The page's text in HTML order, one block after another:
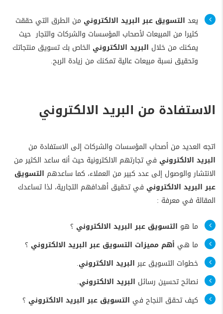
يعد التسويق عبر البريد الالكتروني من الطرق التي حققت
كثيرا من المبيعات لأصحاب المؤسسات والشركات والتجار حيث
يمكنك من خلال البريد الالكتروني الخاص بك تسويق منتجاتك
وتحقيق نسبة مبيعات عالية تمكنك من زيادة الربح.
الاستفادة من البريد الالكتروني
اتجه العديد من أصحاب المؤسسات والشركات إلى الاستفادة من
البريد الالكتروني في تجارتهم الالكترونية حيث أنه ساعد الكثير من
الانتشار والوصول إلى عدد كبير من العملاء، كما ساعدهم التسويق
عبر البريد الالكتروني في تحقيق أهدافهم التجارية، لذا تساعدك
المقالة في معرفة :
ما هو التسويق عبر البريد الالكتروني ؟
ما هي أهم مميزات التسويق عبر البريد الالكتروني ؟
خطوات التسويق عبرالبريد الالكتروني.
نصائح تحسين رسائل البريد الالكتروني.
كيف تحقق النجاح في التسويق عبر البريد الالكتروني ؟